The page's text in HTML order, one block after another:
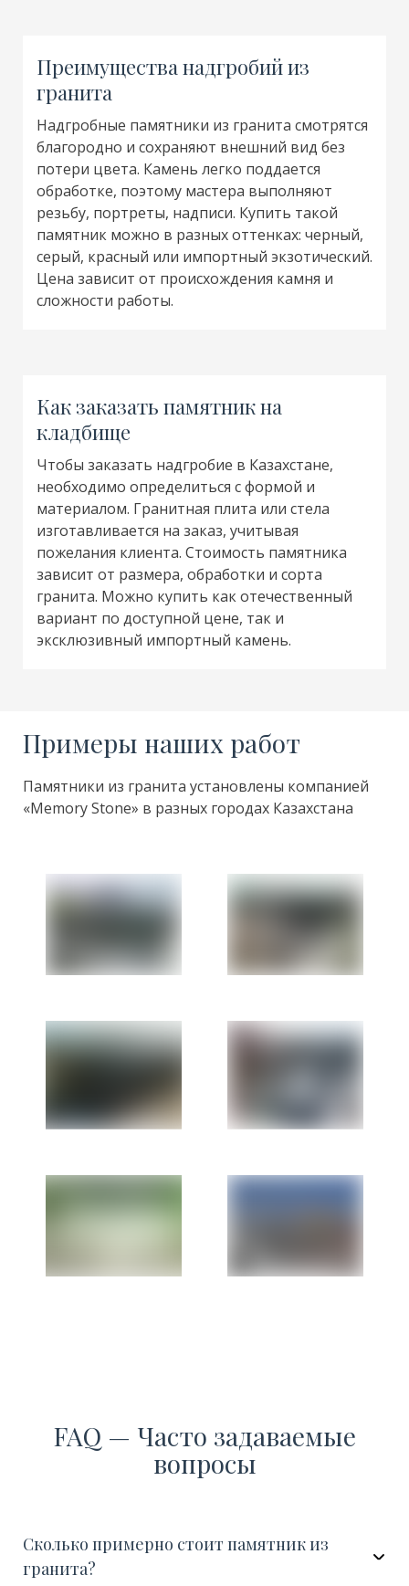
Преимущества надгробий из
гранита
Надгробные памятники из гранита смотрятся
благородно и сохраняют внешний вид без
потери цвета. Камень легко поддается
обработке, поэтому мастера выполняют
резьбу, портреты, надписи. Купить такой
памятник можно в разных оттенках: черный,
серый, красный или импортный экзотический.
Цена зависит от происхождения камня и
сложности работы.
Как заказать памятник на
кладбище
Чтобы заказать надгробие в Казахстане,
необходимо определиться с формой и
материалом. Гранитная плита или стела
изготавливается на заказ, учитывая
пожелания клиента. Стоимость памятника
зависит от размера, обработки и сорта
гранита. Можно купить как отечественный
вариант по доступной цене, так и
эксклюзивный импортный камень.
Примеры наших работ
Памятники из гранита установлены компанией
«Memory Stone» в разных городах Казахстана
FAQ — Часто задаваемые
вопросы
Сколько примерно стоит памятник из
гранита?